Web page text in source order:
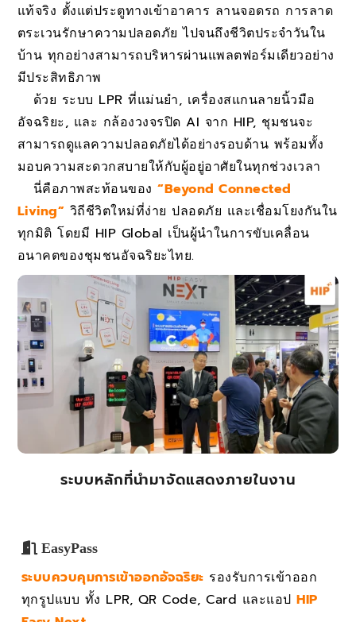
แท้จริง ตั้งแต่ประตูทางเข้าอาคาร ลานจอดรถ การลาด
ตระเวนรักษาความปลอดภัย ไปจนถึงชีวิตประจำวันใน
บ้าน ทุกอย่างสามารถบริหารผ่านแพลตฟอร์มเดียวอย่าง
มีประสิทธิภาพ
ด้วย ระบบ LPR ที่แม่นยำ, เครื่องสแกนลายนิ้วมือ
อัจฉริยะ, และ กล้องวงจรปิด AI จาก HIP, ชุมชนจะ
สามารถดูแลความปลอดภัยได้อย่างรอบด้าน พร้อมทั้ง
มอบความสะดวกสบายให้กับผู้อยู่อาศัยในทุกช่วงเวลา
นี่คือภาพสะท้อนของ“Beyond Connected
Living” วิถีชีวิตใหม่ที่ง่าย ปลอดภัย และเชื่อมโยงกันใน
ทุกมิติ โดยมี HIP Global เป็นผู้นำในการขับเคลื่อน
อนาคตของชุมชนอัจฉริยะไทย.
ระบบหลักที่นำมาจัดแสดงภายในงาน
EasyPass
ระบบควบคุมการเข้าออกอัจฉริยะ รองรับการเข้าออก
ทุกรูปแบบ ทั้ง LPR, QR Code, Card และแอปHIP